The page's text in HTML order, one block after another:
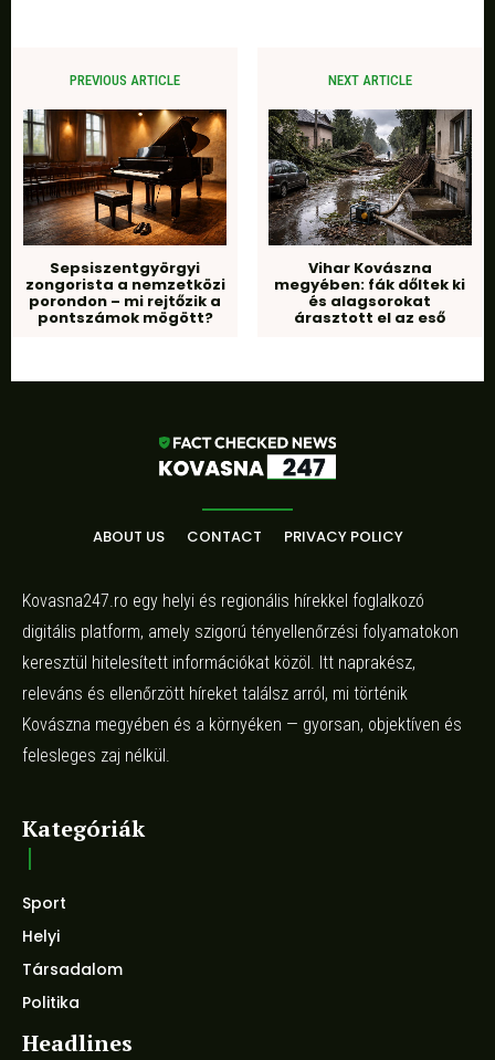
PREVIOUS ARTICLE
Sepsiszentgyörgyi
zongorista a nemzetközi
porondon – mi rejtőzik a
pontszámok mögött?
NEXT ARTICLE
Vihar Kovászna
megyében: fák dőltek ki
és alagsorokat
árasztott el az eső
ABOUT US CONTACT PRIVACY POLICY
Kovasna247.ro egy helyi és regionális hírekkel foglalkozó
digitális platform, amely szigorú tényellenőrzési folyamatokon
keresztül hitelesített információkat közöl. Itt naprakész,
releváns és ellenőrzött híreket találsz arról, mi történik
Kovászna megyében és a környéken — gyorsan, objektíven és
felesleges zaj nélkül.
Kategóriák
Sport
Helyi
Társadalom
Politika
Headlines